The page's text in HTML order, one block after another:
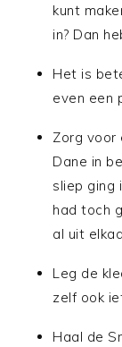
kunt
in? Dan
Het is
even een
Zorg voor
Dane in
sliep ging
had toch
al uit
Leg de
zelf ook
Haal de